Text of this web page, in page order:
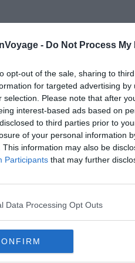
- Do Not Process
opt-out of the sale, sharing to
for targeted advertising
selection. Please note that after
interest-based ads based on
to third parties prior to
of your personal information
This information may also be
Participants that may further
Data Processing Opt Outs
iconiques, à
au
Visiter le Zoo de
Le 11 décembre 2025